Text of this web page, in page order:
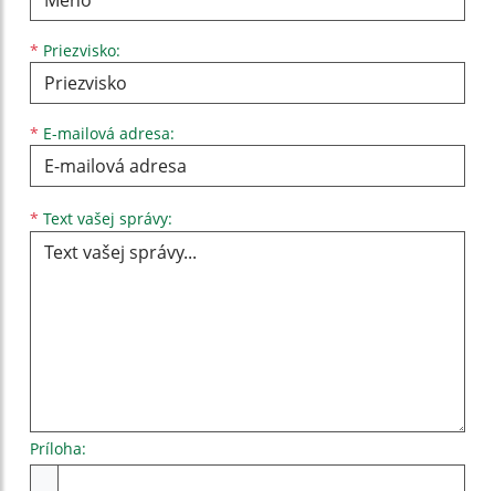
* Priezvisko:
* E-mailová adresa:
* Text vašej správy:
Príloha: